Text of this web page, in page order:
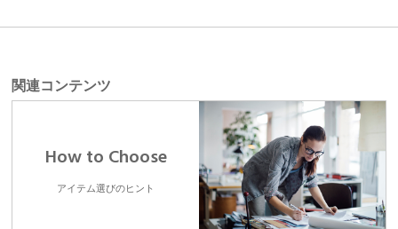
関連コンテンツ
How to Choose
アイテム選びのヒント